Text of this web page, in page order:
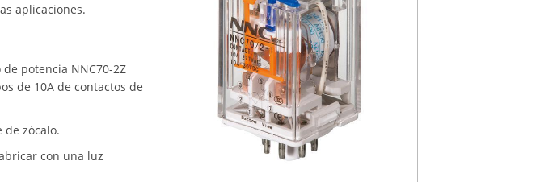
aplicaciones.
potencia NNC70-2Z
de 10A de contactos de
de zócalo.
con una luz